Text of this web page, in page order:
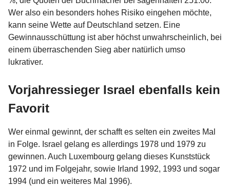
Wer also ein besonders hohes Risiko eingehen möchte,
kann seine Wette auf Deutschland setzen. Eine
Gewinnausschüttung ist aber höchst unwahrscheinlich, bei
einem überraschenden Sieg aber natürlich umso
lukrativer.
Vorjahressieger Israel ebenfalls kein
Favorit
Wer einmal gewinnt, der schafft es selten ein zweites Mal
in Folge. Israel gelang es allerdings 1978 und 1979 zu
gewinnen. Auch Luxembourg gelang dieses Kunststück
1972 und im Folgejahr, sowie Irland 1992, 1993 und sogar
1994 (und ein weiteres Mal 1996).